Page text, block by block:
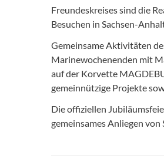
Freundeskreises sind die
Besuchen in Sachsen-
Gemeinsame Aktivitäten
Marinewochenenden mit
auf der Korvette
gemeinnützige Projekte
Die offiziellen
gemeinsames Anliegen